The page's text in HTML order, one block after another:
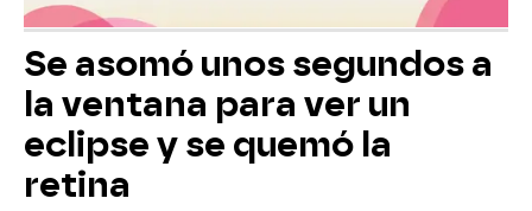
Se asomó unos segundos a
la ventana para ver un
eclipse y se quemó la
retina